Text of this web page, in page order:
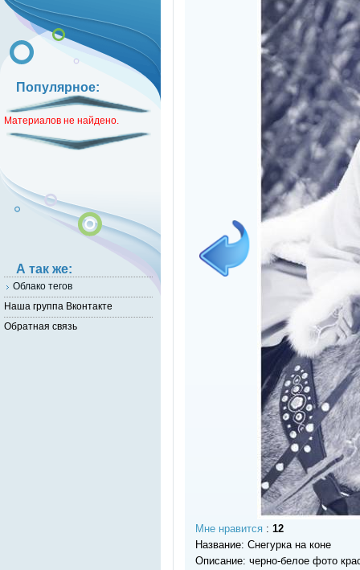
Мне нравится : 12
Название: Снегурка на коне
Описание: черно-белое фото
Популярное:
Материалов не найдено.
А так же:
Облако тегов
Наша группа Вконтакте
Обратная связь